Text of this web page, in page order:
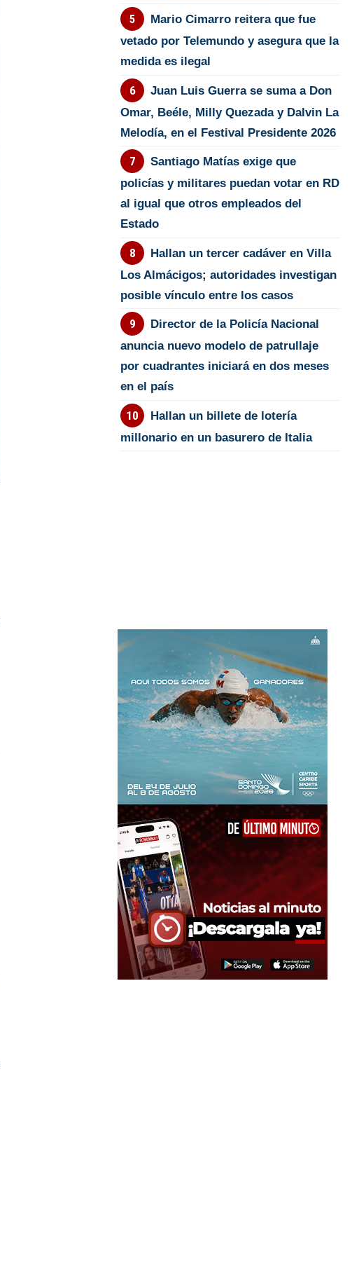
Mario Cimarro reitera que fue
vetado por Telemundo y asegura que la
medida es ilegal
Juan Luis Guerra se suma a Don
Omar, Beéle, Milly Quezada y Dalvin La
Melodía, en el Festival Presidente 2026
Santiago Matías exige que
policías y militares puedan votar en RD
al igual que otros empleados del
Estado
Hallan un tercer cadáver en Villa
Los Almácigos; autoridades investigan
posible vínculo entre los casos
Director de la Policía Nacional
anuncia nuevo modelo de patrullaje
por cuadrantes iniciará en dos meses
en el país
Hallan un billete de lotería
millonario en un basurero de Italia